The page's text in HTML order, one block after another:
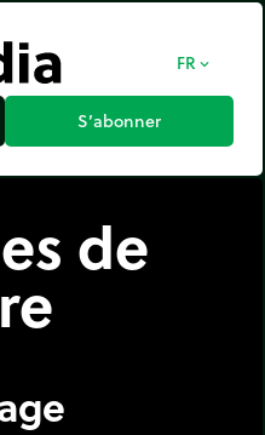
FR expand_more
S’abonner
de